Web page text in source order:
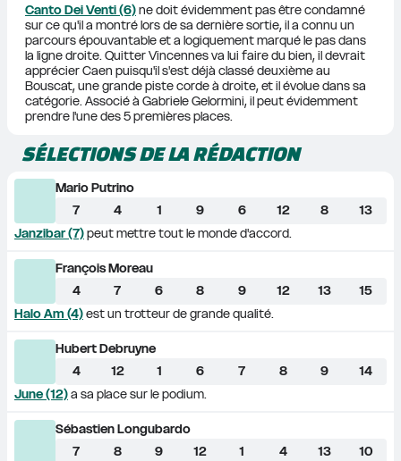
Canto Dei Venti (6) ne doit évidemment pas être condamné
sur ce qu'il a montré lors de sa dernière sortie, il a connu un
parcours épouvantable et a logiquement marqué le pas dans
la ligne droite. Quitter Vincennes va lui faire du bien, il devrait
apprécier Caen puisqu'il s'est déjà classé deuxième au
Bouscat, une grande piste corde à droite, et il évolue dans sa
catégorie. Associé à Gabriele Gelormini, il peut évidemment
prendre l'une des 5 premières places.
SÉLECTIONS DE LA RÉDACTION
Mario Putrino
7
4 1 9 6 12 8
13
Janzibar (7) peut mettre tout le monde d'accord.
François Moreau
4
7 6 8 9 12 13
15
Halo Am (4) est un trotteur de grande qualité.
Hubert Debruyne
4
12 1 6 7 8 9
14
June (12) a sa place sur le podium.
Sébastien Longubardo
7
8 9 12 1 4 13
10